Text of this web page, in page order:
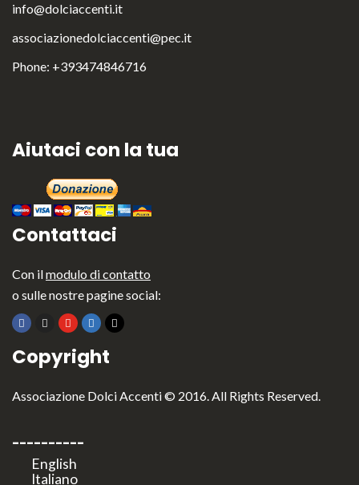
info@dolciaccenti.it
associazionedolciaccenti@pec.it
Phone: +393474846716
Aiutaci con la tua
Contattaci
Con ilmodulo di contatto
o sulle nostre pagine social:
Copyright
Associazione Dolci Accenti © 2016. All Rights Reserved.
----------
English